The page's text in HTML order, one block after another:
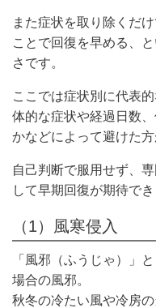
また症状を取り除くだ
ことで回復を早める、
さです。
ここでは症状別に代表
体的な症状や経過日数
かなどによって避けた
自己判断で服用せず、
して早期回復が期待でき
（1）風寒侵入
「風邪（ふうじゃ）」
場合の風邪。
秋冬の冷たい風や冷房